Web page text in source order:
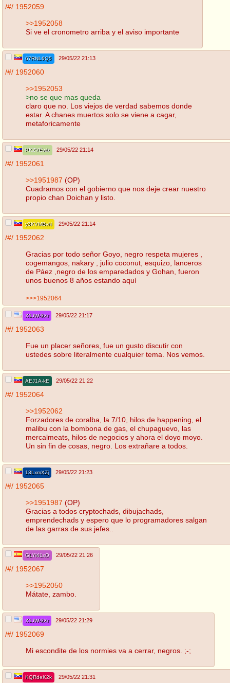
/#/ 1952059
>>1952058
Si ve el cronometro arriba y el aviso importante
67RNL6Q5 29/05/22 21:13
/#/ 1952060
>>1952053
>no se que mas queda
claro que no. Los viejos de verdad sabemos donde
estar. A chanes muertos solo se viene a cagar,
metaforicamente
PKZVEwlz 29/05/22 21:14
/#/ 1952061
>>1951987 (OP)
Cuadramos con el gobierno que nos deje crear nuestro
propio chan Doichan y listo.
y3KVMBvN 29/05/22 21:14
/#/ 1952062
Gracias por todo señor Goyo, negro respeta mujeres ,
cogemangos, nakary , julio coconut, esquizo, lanceros
de Páez ,negro de los emparedados y Gohan, fueron
unos buenos 8 años estando aquí
>>>1952064
X1JW-9Xr 29/05/22 21:17
/#/ 1952063
Fue un placer señores, fue un gusto discutir con
ustedes sobre literalmente cualquier tema. Nos vemos.
AEJ1A-kE 29/05/22 21:22
/#/ 1952064
>>1952062
Forzadores de coralba, la 7/10, hilos de happening, el
malibu con la bombona de gas, el chupaguevo, las
mercalmeats, hilos de negocios y ahora el doyo moyo.
Un sin fin de cosas, negro. Los extrañare a todos.
13LxmXZj 29/05/22 21:23
/#/ 1952065
>>1951987 (OP)
Gracias a todos cryptochads, dibujachads,
emprendechads y espero que lo programadores salgan
de las garras de sus jefes..
GLYl41xO 29/05/22 21:26
/#/ 1952067
>>1952050
Mátate, zambo.
X1JW-9Xr 29/05/22 21:29
/#/ 1952069
Mi escondite de los normies va a cerrar, negros. ;-;
KQRdeK2k 29/05/22 21:31